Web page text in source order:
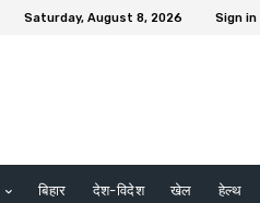
Saturday, August 8, 2026 Sign
बिहार देश-विदेश खेल हेल्थ